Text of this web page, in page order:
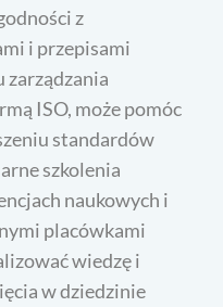
z
i przepisami
zarządzania
ISO, może pomóc
standardów
szkolenia
naukowych i
placówkami
wiedzę i
w dziedzinie